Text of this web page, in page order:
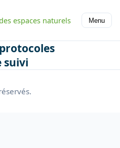
espaces naturels Menu
suivi